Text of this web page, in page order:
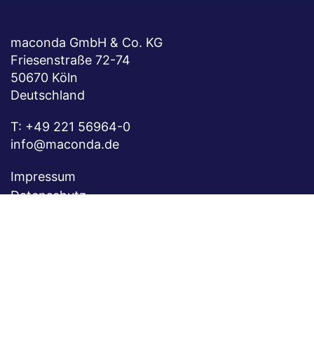
maconda GmbH & Co. KG
Friesenstraße 72-74
50670 Köln
Deutschland
T: +49 221 56964-0
info@maconda.de
Impressum
Datenschutz